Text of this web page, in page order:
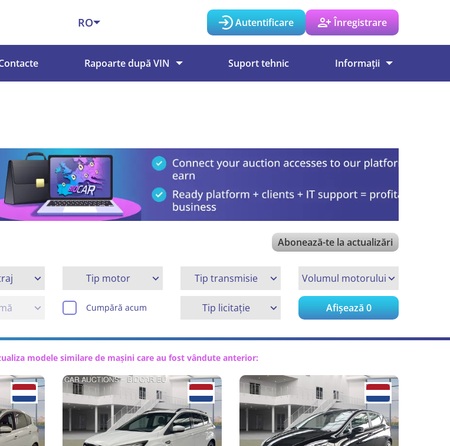
RO Autentificare Înregistrare
Rapoarte după VIN Suport tehnic Informații
Abonează-te la actualizări
Tip motor Tip transmisie Volumul motorului
Cumpără acum Tip licitație Afișează0
modele similare de mașini care au fost vândute anterior: